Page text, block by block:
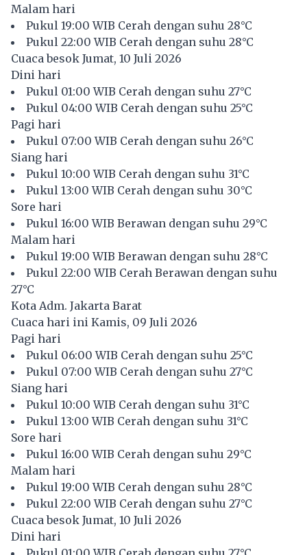
Malam hari
Pukul 19:00 WIB Cerah dengan suhu 28°C
Pukul 22:00 WIB Cerah dengan suhu 28°C
Cuaca besok Jumat, 10 Juli 2026
Dini hari
Pukul 01:00 WIB Cerah dengan suhu 27°C
Pukul 04:00 WIB Cerah dengan suhu 25°C
Pagi hari
Pukul 07:00 WIB Cerah dengan suhu 26°C
Siang hari
Pukul 10:00 WIB Cerah dengan suhu 31°C
Pukul 13:00 WIB Cerah dengan suhu 30°C
Sore hari
Pukul 16:00 WIB Berawan dengan suhu 29°C
Malam hari
Pukul 19:00 WIB Berawan dengan suhu 28°C
Pukul 22:00 WIB Cerah Berawan dengan suhu
27°C
Kota Adm. Jakarta Barat
Cuaca hari ini Kamis, 09 Juli 2026
Pagi hari
Pukul 06:00 WIB Cerah dengan suhu 25°C
Pukul 07:00 WIB Cerah dengan suhu 27°C
Siang hari
Pukul 10:00 WIB Cerah dengan suhu 31°C
Pukul 13:00 WIB Cerah dengan suhu 31°C
Sore hari
Pukul 16:00 WIB Cerah dengan suhu 29°C
Malam hari
Pukul 19:00 WIB Cerah dengan suhu 28°C
Pukul 22:00 WIB Cerah dengan suhu 27°C
Cuaca besok Jumat, 10 Juli 2026
Dini hari